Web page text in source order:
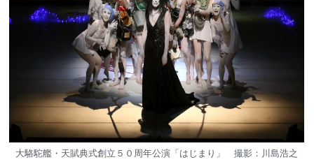
大駱駝艦・天賦典式創立５０周年公演「はじまり」 撮影：川島浩之